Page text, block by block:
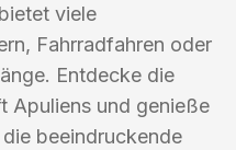
viele
Fahrradfahren oder
Entdecke die
Apuliens und genieße
beeindruckende